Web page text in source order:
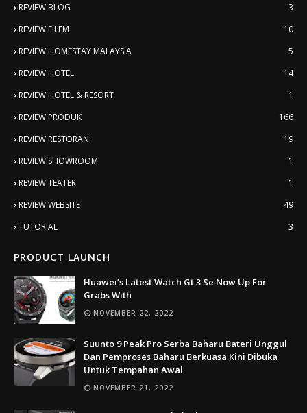
REVIEW BLOG
3
REVIEW FILEM
10
REVIEW HOMESTAY MALAYSIA
5
REVIEW HOTEL
14
REVIEW HOTEL & RESORT
1
REVIEW PRODUK
166
REVIEW RESTORAN
19
REVIEW SHOWROOM
1
REVIEW TEATER
1
REVIEW WEBSITE
49
TUTORIAL
3
PRODUCT LAUNCH
Huawei’s Latest Watch Gt 3 Se Now Up For
Grabs With
NOVEMBER 22, 2022
Suunto 9 Peak Pro Serba Baharu Bateri Unggul
Dan Pemproses Baharu Berkuasa Kini Dibuka
Untuk Tempahan Awal
NOVEMBER 21, 2022